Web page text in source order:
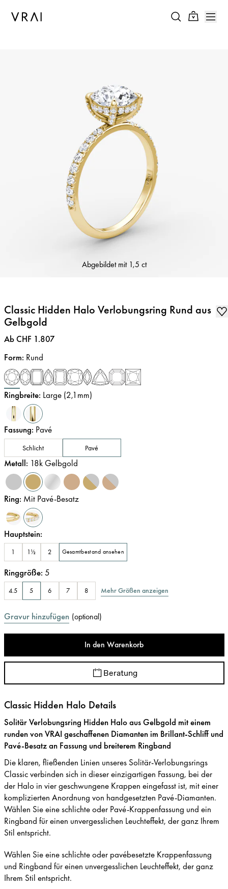
Abgebildet mit 1,5 ct
Classic Hidden Halo Verlobungsring Rund aus
Gelbgold
Preis:
Ab CHF 1.807
Form: Rund
Ringbreite: Large (2,1mm)
Fassung: Pavé
Schlicht Pavé
Metall: 18k Gelbgold
Ring: Mit Pavé-Besatz
Hauptstein:
1 1½ 2 Gesamtbestand ansehen
Ringgröße: 5
4.5 5 6 7 8 Mehr Größen anzeigen
Gravur hinzufügen (optional)
In den Warenkorb
Beratung
Classic Hidden Halo Details
Solitär Verlobungsring Hidden Halo aus Gelbgold mit einem
runden von VRAI geschaffenen Diamanten im Brillant-Schliff und
Pavé-Besatz an Fassung und breiterem Ringband
Die klaren, fließenden Linien unseres Solitär-Verlobungsrings
Classic verbinden sich in dieser einzigartigen Fassung, bei der
der Halo in vier geschwungene Krappen eingefasst ist, mit einer
komplizierten Anordnung von handgesetzten Pavé-Diamanten.
Wählen Sie eine schlichte oder Pavé-Krappenfassung und ein
Ringband für einen unvergesslichen Leuchteffekt, der ganz Ihrem
Stil entspricht.
Wählen Sie eine schlichte oder pavébesetzte Krappenfassung
und Ringband für einen unvergesslichen Leuchteffekt, der ganz
Ihrem Stil entspricht.